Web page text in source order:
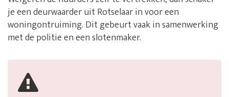
je een deurwaarder uit Rotselaar in voor een
woningontruiming. Dit gebeurt vaak in samenwerking
met de politie en een slotenmaker.